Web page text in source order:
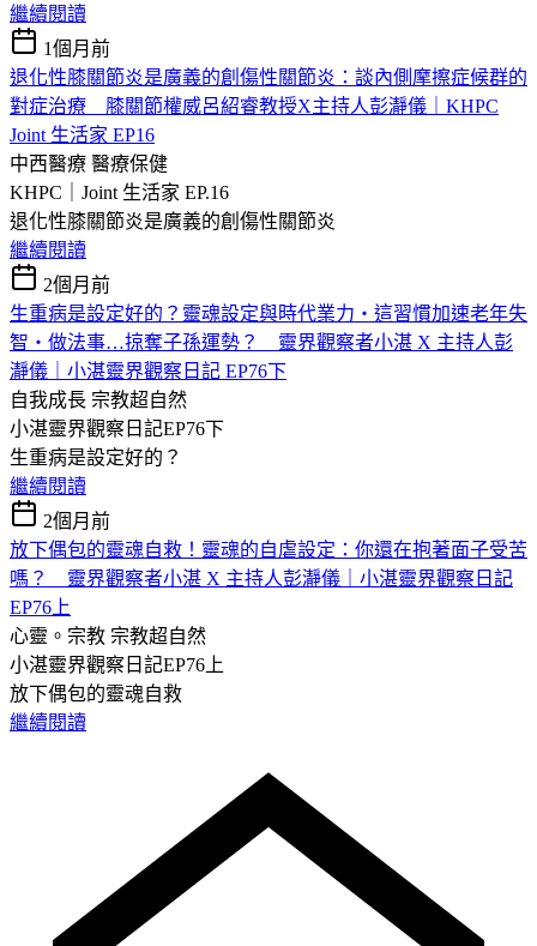
繼續閱讀
1個月前
退化性膝關節炎是廣義的創傷性關節炎：談內側摩擦症候群的
對症治療 膝關節權威呂紹睿教授X主持人彭瀞儀｜KHPC
Joint 生活家 EP16
中西醫療 醫療保健
KHPC｜Joint 生活家 EP.16
退化性膝關節炎是廣義的創傷性關節炎
繼續閱讀
2個月前
生重病是設定好的？靈魂設定與時代業力・這習慣加速老年失
智・做法事…掠奪子孫運勢？ 靈界觀察者小湛 X 主持人彭
瀞儀｜小湛靈界觀察日記 EP76下
自我成長 宗教超自然
小湛靈界觀察日記EP76下
生重病是設定好的？
繼續閱讀
2個月前
放下偶包的靈魂自救！靈魂的自虐設定：你還在抱著面子受苦
嗎？ 靈界觀察者小湛 X 主持人彭瀞儀｜小湛靈界觀察日記
EP76上
心靈。宗教 宗教超自然
小湛靈界觀察日記EP76上
放下偶包的靈魂自救
繼續閱讀